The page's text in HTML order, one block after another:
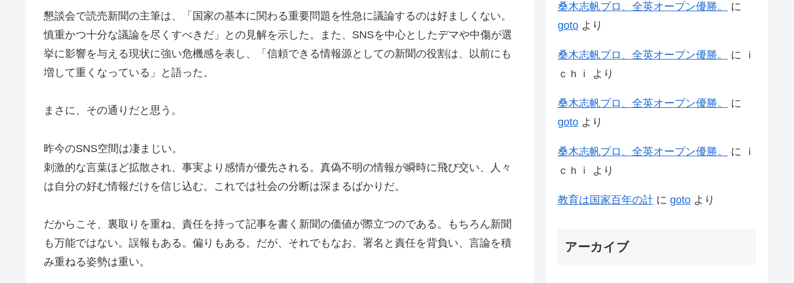
懇談会で読売新聞の主筆は、「国家の基本に関わる重要問題を性急に議論するのは好ましくない。
慎重かつ十分な議論を尽くすべきだ」との見解を示した。また、SNSを中心としたデマや中傷が選
挙に影響を与える現状に強い危機感を表し、「信頼できる情報源としての新聞の役割は、以前にも
増して重くなっている」と語った。
まさに、その通りだと思う。
昨今のSNS空間は凄まじい。
刺激的な言葉ほど拡散され、事実より感情が優先される。真偽不明の情報が瞬時に飛び交い、人々
は自分の好む情報だけを信じ込む。これでは社会の分断は深まるばかりだ。
だからこそ、裏取りを重ね、責任を持って記事を書く新聞の価値が際立つのである。もちろん新聞
も万能ではない。誤報もある。偏りもある。だが、それでもなお、署名と責任を背負い、言論を積
み重ねる姿勢は重い。
桑木志帆プロ、全英オープン優勝。
に
goto より
桑木志帆プロ、全英オープン優勝。 に
ｉ
ｃｈｉ
より
桑木志帆プロ、全英オープン優勝。
に
goto より
桑木志帆プロ、全英オープン優勝。 に
ｉ
ｃｈｉ
より
教育は国家百年の計 に goto より
アーカイブ